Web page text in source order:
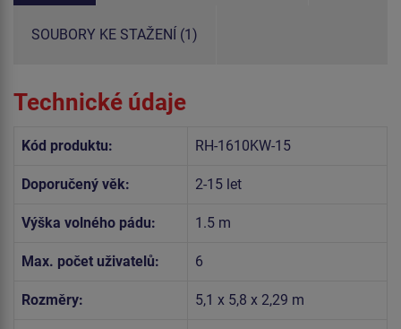
SOUBORY KE STAŽENÍ (1)
Technické údaje
Kód produktu: RH-1610KW-15
Doporučený věk: 2-15 let
Výška volného pádu: 1.5 m
Max. počet uživatelů: 6
Rozměry: 5,1 x 5,8 x 2,29 m